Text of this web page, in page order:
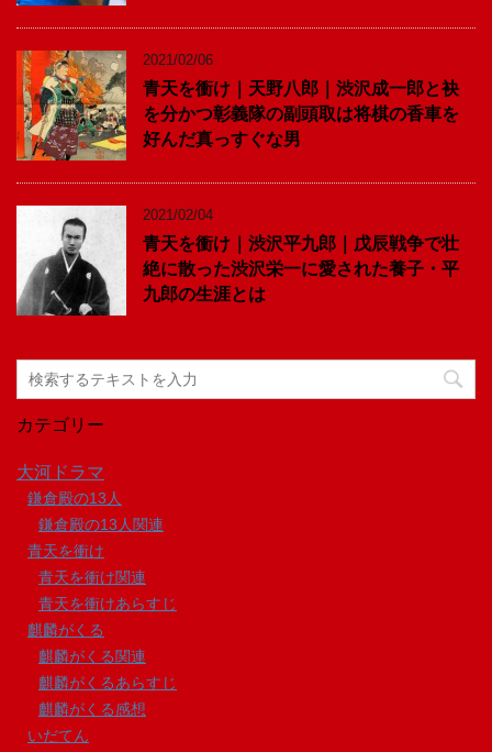
2021/02/06
青天を衝け｜天野八郎｜渋沢成一郎と袂
を分かつ彰義隊の副頭取は将棋の香車を
好んだ真っすぐな男
2021/02/04
青天を衝け｜渋沢平九郎｜戊辰戦争で壮
絶に散った渋沢栄一に愛された養子・平
九郎の生涯とは
カテゴリー
大河ドラマ
鎌倉殿の13人
鎌倉殿の13人関連
青天を衝け
青天を衝け関連
青天を衝けあらすじ
麒麟がくる
麒麟がくる関連
麒麟がくるあらすじ
麒麟がくる感想
いだてん